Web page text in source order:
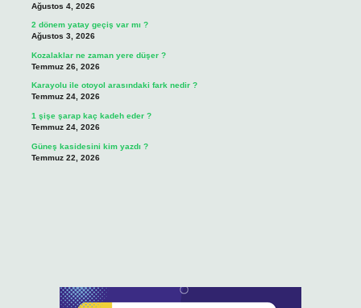
Ağustos 4, 2026
2 dönem yatay geçiş var mı ?
Ağustos 3, 2026
Kozalaklar ne zaman yere düşer ?
Temmuz 26, 2026
Karayolu ile otoyol arasındaki fark nedir ?
Temmuz 24, 2026
1 şişe şarap kaç kadeh eder ?
Temmuz 24, 2026
Güneş kasidesini kim yazdı ?
Temmuz 22, 2026